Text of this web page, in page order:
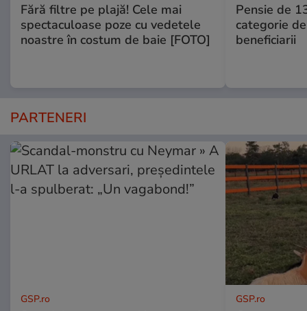
Fără filtre pe plajă! Cele mai
spectaculoase poze cu vedetele
noastre în costum de baie [FOTO]
Pensie de
categorie
beneficiarii
PARTENERI
GSP.ro GSP.ro